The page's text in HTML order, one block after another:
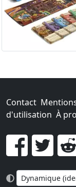
Contact
d'utilisation À
Go !